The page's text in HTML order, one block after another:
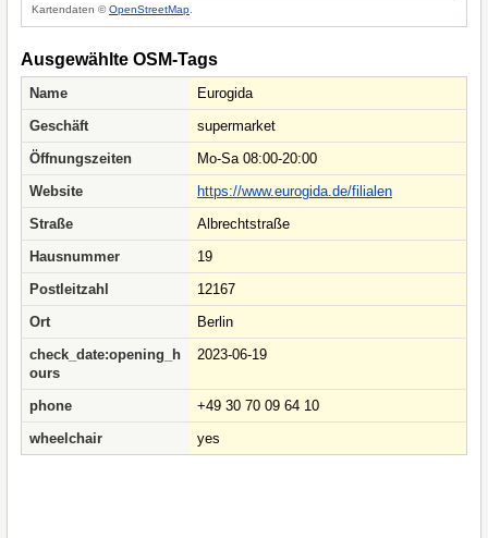
Kartendaten ©OpenStreetMap
Ausgewählte OSM-Tags
Name
Eurogida
Geschäft
supermarket
Öffnungszeiten
Mo-Sa 08:00-20:00
Website
https://www.eurogida.de/filialen
Straße
Albrechtstraße
Hausnummer
19
Postleitzahl
12167
Ort
Berlin
check_date:opening_h
ours
2023-06-19
phone
+49 30 70 09 64 10
wheelchair
yes